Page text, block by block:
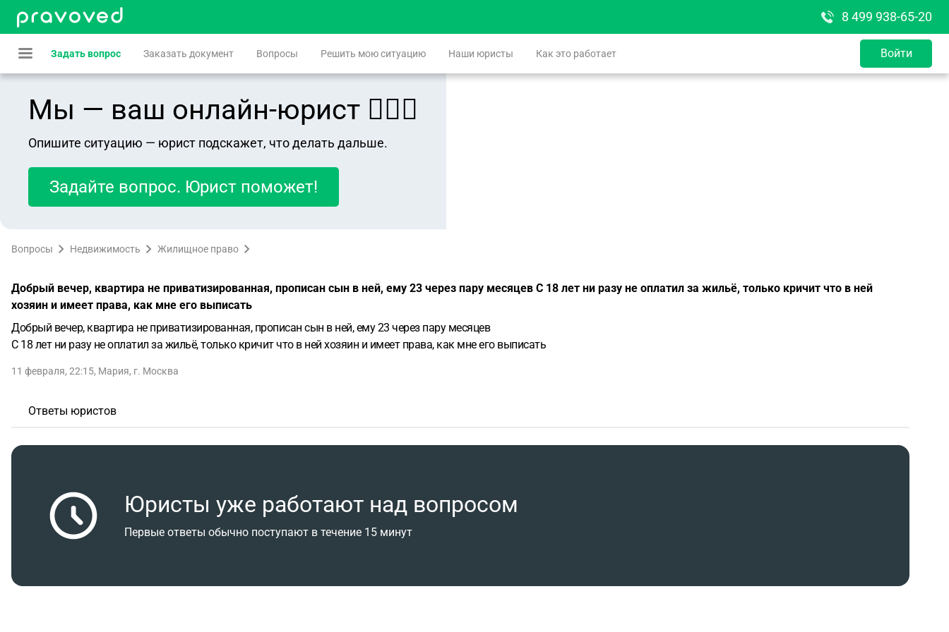
8 499 938-65-20
Задать вопрос Заказать документ Вопросы Решить мою ситуацию Наши юристы Как это работает Войти
Мы — ваш онлайн-юрист 👨🏻‍⚖️
Опишите ситуацию — юрист подскажет, что делать дальше.
Задайте вопрос. Юрист поможет!
Вопросы Недвижимость Жилищное право
Добрый вечер, квартира не приватизированная, прописан сын в ней, ему 23 через пару месяцев С 18 лет ни разу не оплатил за жильё, только кричит что в ней
хозяин и имеет права, как мне его выписать
Добрый вечер, квартира не приватизированная, прописан сын в ней, ему 23 через пару месяцев
С 18 лет ни разу не оплатил за жильё, только кричит что в ней хозяин и имеет права, как мне его выписать
11 февраля, 22:15, Мария, г. Москва
Ответы юристов
Юристы уже работают над вопросом
Первые ответы обычно поступают в течение 15 минут